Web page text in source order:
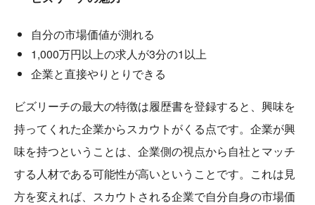
自分の市場価値が測れる
1,000万円以上の求人が3分の1以上
企業と直接やりとりできる
ビズリーチの最大の特徴は履歴書を登録すると、興味を
持ってくれた企業からスカウトがくる点です。企業が興
味を持つということは、企業側の視点から自社とマッチ
する人材である可能性が高いということです。これは見
方を変えれば、スカウトされる企業で自分自身の市場価